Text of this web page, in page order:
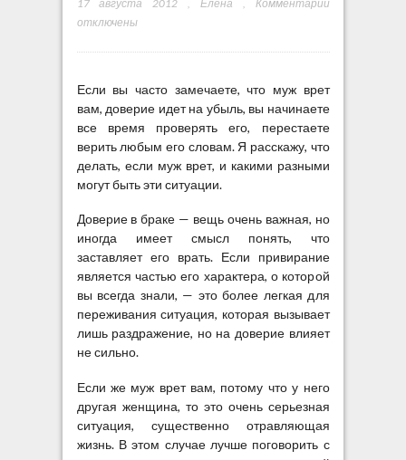
17 августа 2012 Елена Комментарии
отключены
Если вы часто замечаете, что муж врет
вам, доверие идет на убыль, вы начинаете
все время проверять его, перестаете
верить любым его словам. Я расскажу, что
делать, если муж врет, и какими разными
могут быть эти ситуации.
Доверие в браке — вещь очень важная, но
иногда имеет смысл понять, что
заставляет его врать. Если привирание
является частью его характера, о которой
вы всегда знали, — это более легкая для
переживания ситуация, которая вызывает
лишь раздражение, но на доверие влияет
не сильно.
Если же муж врет вам, потому что у него
другая женщина, то это очень серьезная
ситуация, существенно отравляющая
жизнь. В этом случае лучше поговорить с